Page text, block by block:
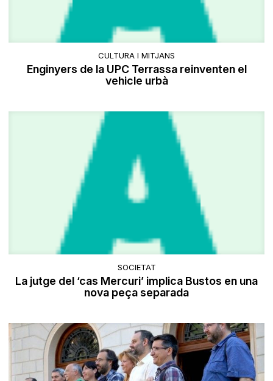
CULTURA I MITJANS
Enginyers de la UPC Terrassa reinventen el
vehicle urbà
SOCIETAT
La jutge del ‘cas Mercuri’ implica Bustos en una
nova peça separada